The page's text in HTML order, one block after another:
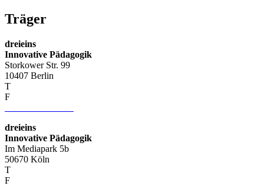
Träger
dreieins
Innovative Pädagogik
Storkower Str. 99
10407 Berlin
T
F
dreieins
Innovative Pädagogik
Im Mediapark 5b
50670 Köln
T
F